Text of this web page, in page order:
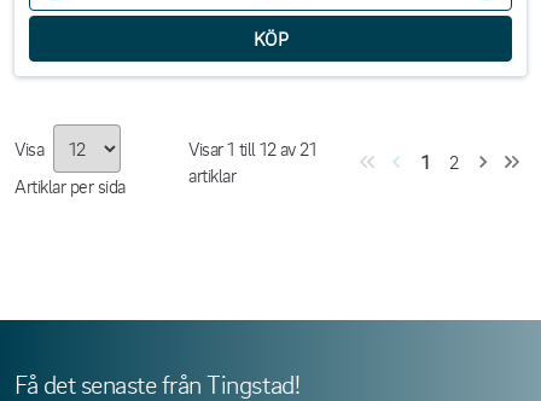
Visa
Artiklar per sida
Visar1 till12av 21
artiklar
1 2
Få det senaste från Tingstad!